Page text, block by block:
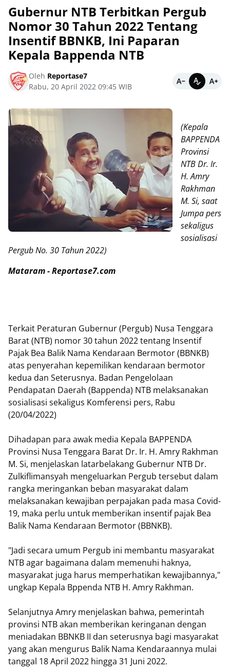
Gubernur NTB Terbitkan Pergub
Nomor 30 Tahun 2022 Tentang
Insentif BBNKB, Ini Paparan
Kepala Bappenda NTB
Oleh Reportase7
Rabu, 20 April 2022 09:45 WIB
(Kepala
BAPPENDA
Provinsi
NTB Dr. Ir.
H. Amry
Rakhman
M. Si, saat
Jumpa pers
sekaligus
sosialisasi
Pergub No. 30 Tahun 2022)
Mataram - Reportase7.com
Terkait Peraturan Gubernur (Pergub) Nusa Tenggara
Barat (NTB) nomor 30 tahun 2022 tentang Insentif
Pajak Bea Balik Nama Kendaraan Bermotor (BBNKB)
atas penyerahan kepemilikan kendaraan bermotor
kedua dan Seterusnya. Badan Pengelolaan
Pendapatan Daerah (Bappenda) NTB melaksanakan
sosialisasi sekaligus Komferensi pers, Rabu
(20/04/2022)
Dihadapan para awak media Kepala BAPPENDA
Provinsi Nusa Tenggara Barat Dr. Ir. H. Amry Rakhman
M. Si, menjelaskan latarbelakang Gubernur NTB Dr.
Zulkiflimansyah mengeluarkan Pergub tersebut dalam
rangka meringankan beban masyarakat dalam
melaksanakan kewajiban perpajakan pada masa Covid-
19, maka perlu untuk memberikan insentif pajak Bea
Balik Nama Kendaraan Bermotor (BBNKB).
"Jadi secara umum Pergub ini membantu masyarakat
NTB agar bagaimana dalam memenuhi haknya,
masyarakat juga harus memperhatikan kewajibannya,"
ungkap Kepala Bppenda NTB H. Amry Rakhman.
Selanjutnya Amry menjelaskan bahwa, pemerintah
provinsi NTB akan memberikan keringanan dengan
meniadakan BBNKB II dan seterusnya bagi masyarakat
yang akan mengurus Balik Nama Kendaraannya mulai
tanggal 18 April 2022 hingga 31 Juni 2022.